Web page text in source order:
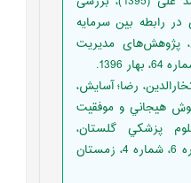
رابطه بین سرمایه
پژوهش‌های مدیریت
1396.
رضا؛ آسایش،
هوش هيجاني و موفقيت
پزشكي گلستان،
فصلنامه دانش و تندرستي، دوره 6، شماره 4، زمستان